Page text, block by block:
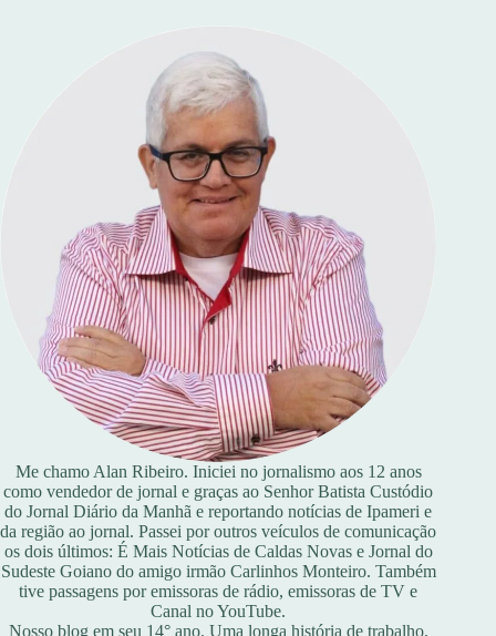
Me chamo Alan Ribeiro. Iniciei no jornalismo aos 12 anos
como vendedor de jornal e graças ao Senhor Batista Custódio
do Jornal Diário da Manhã e reportando notícias de Ipameri e
da região ao jornal. Passei por outros veículos de comunicação
os dois últimos: É Mais Notícias de Caldas Novas e Jornal do
Sudeste Goiano do amigo irmão Carlinhos Monteiro. Também
tive passagens por emissoras de rádio, emissoras de TV e
Canal no YouTube.
Nosso blog em seu 14° ano. Uma longa história de trabalho,